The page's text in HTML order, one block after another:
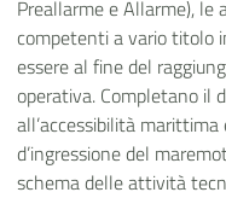
Preallarme e Allarme),
competenti a vario titolo
essere al fine del
operativa. Completano il
all’accessibilità marittima
d’ingressione del
schema delle attività